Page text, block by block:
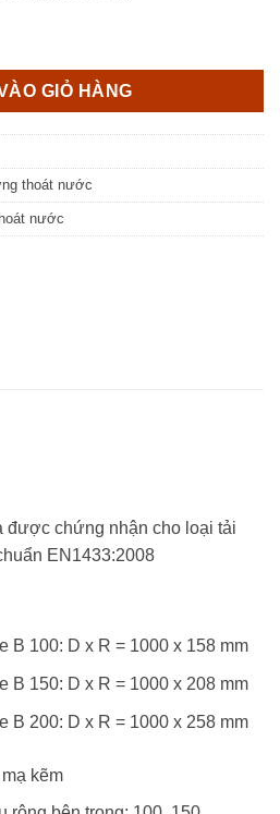
B số lượng
GIỎ HÀNG
thoát nước
nước
được chứng nhận cho loại tải
EN1433:2008
B 100: D x R = 1000 x 158 mm
B 150: D x R = 1000 x 208 mm
B 200: D x R = 1000 x 258 mm
kẽm